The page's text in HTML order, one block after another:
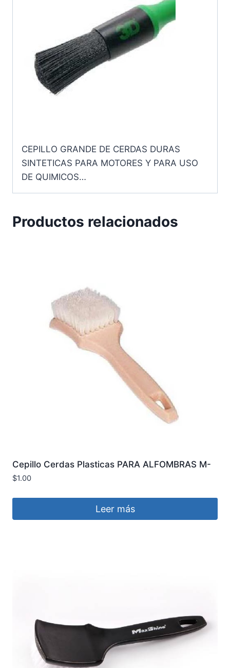
CEPILLO GRANDE DE CERDAS DURAS
SINTETICAS PARA MOTORES Y PARA USO
DE QUIMICOS…
Productos relacionados
Cepillo Cerdas Plasticas PARA ALFOMBRAS M-
11 3D
$1.00
Leer más